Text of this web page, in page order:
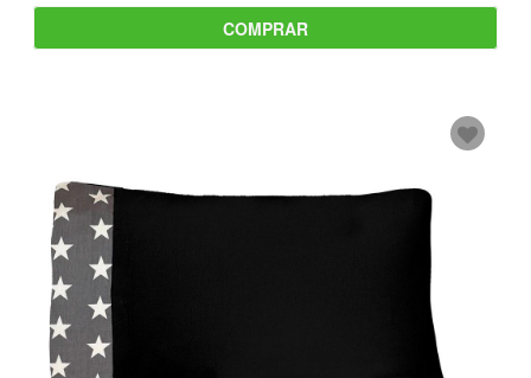
COMPRAR